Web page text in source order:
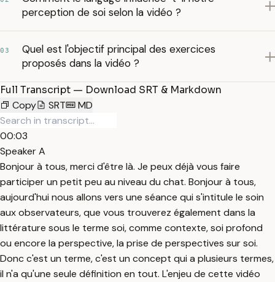
perception de soi selon la vidéo ?
03
Quel est l'objectif principal des exercices
proposés dans la vidéo ?
Full Transcript — Download SRT & Markdown
Copy
SRT MD
00:03
Speaker A
Bonjour à tous, merci d'être là. Je peux déjà vous faire
participer un petit peu au niveau du chat. Bonjour à tous,
aujourd'hui nous allons vers une séance qui s'intitule le soin
aux observateurs, que vous trouverez également dans la
littérature sous le terme soi, comme contexte, soi profond
ou encore la perspective, la prise de perspectives sur soi.
Donc c'est un terme, c'est un concept qui a plusieurs termes,
il n'a qu'une seule définition en tout. L'enjeu de cette vidéo